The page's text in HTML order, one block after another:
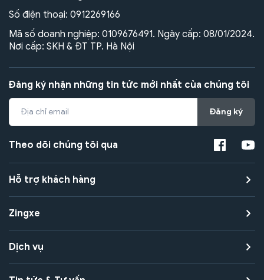
Số điện thoại: 0912269166
Mã số doanh nghiệp: 0109676491. Ngày cấp: 08/01/2024.
Nơi cấp: SKH & ĐT TP. Hà Nội
Đăng ký nhận những tin tức mới nhất của chúng tôi
Đăng ký
Theo dõi chúng tôi qua
Hỗ trợ khách hàng
Zingxe
Dịch vụ